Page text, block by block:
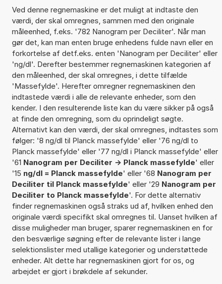
Ved denne regnemaskine er det muligt at indtaste den
værdi, der skal omregnes, sammen med den originale
måleenhed, f.eks. '782 Nanogram per Deciliter'. Når man
gør det, kan man enten bruge enhedens fulde navn eller en
forkortelse af detf.eks. enten 'Nanogram per Deciliter' eller
'ng/dl'. Derefter bestemmer regnemaskinen kategorien af
den måleenhed, der skal omregnes, i dette tilfælde
'Massefylde'. Herefter omregner regnemaskinen den
indtastede værdi i alle de relevante enheder, som den
kender. I den resulterende liste kan du være sikker på også
at finde den omregning, som du oprindeligt søgte.
Alternativt kan den værdi, der skal omregnes, indtastes som
følger: '8 ng/dl til Planck massefylde' eller '76 ng/dl to
Planck massefylde' eller '77 ng/dl i Planck massefylde' eller
'61 Nanogram per Deciliter -> Planck massefylde' eller
'15 ng/dl = Planck massefylde' eller '68 Nanogram per
Deciliter til Planck massefylde' eller '29 Nanogram per
Deciliter to Planck massefylde'. For dette alternativ
finder regnemaskinen også straks ud af, hvilken enhed den
originale værdi specifikt skal omregnes til. Uanset hvilken af
disse muligheder man bruger, sparer regnemaskinen en for
den besværlige søgning efter de relevante lister i lange
selektionslister med utallige kategorier og understøttede
enheder. Alt dette har regnemaskinen gjort for os, og
arbejdet er gjort i brøkdele af sekunder.